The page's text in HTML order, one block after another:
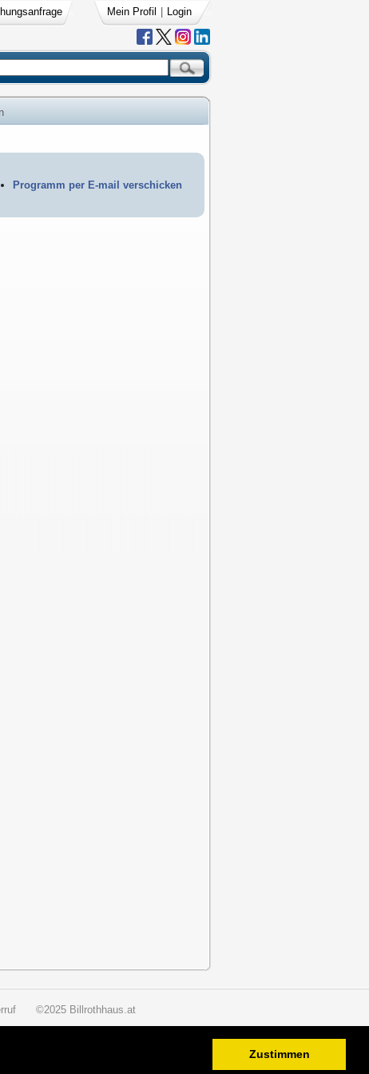
Zustimmen
Mein Profil Login
Programm per E-mail verschicken
©2025 Billrothhaus.at